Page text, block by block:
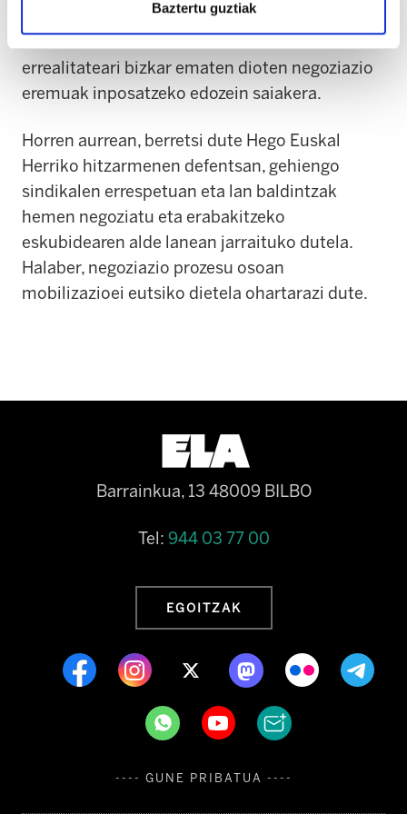
Baztertu guztiak
esker. Horregatik, onartezintzat jo dute Euskal
Herriko errealitate sindikalari eta lan
errealitateari bizkar ematen dioten negoziazio
eremuak inposatzeko edozein saiakera.
Horren aurrean, berretsi dute Hego Euskal
Herriko hitzarmenen defentsan, gehiengo
sindikalen errespetuan eta lan baldintzak
hemen negoziatu eta erabakitzeko
eskubidearen alde lanean jarraituko dutela.
Halaber, negoziazio prozesu osoan
mobilizazioei eutsiko dietela ohartarazi dute.
Barrainkua, 13 48009 BILBO
Tel: 944 03 77 00
EGOITZAK
---- GUNE PRIBATUA ----